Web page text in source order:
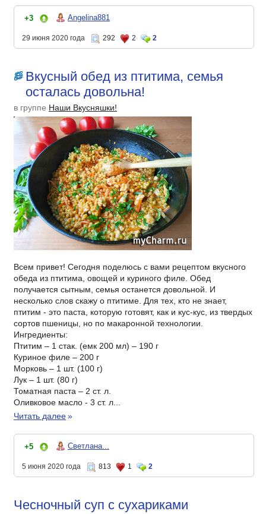
+3 Angelina881
29 июня 2020 года 292 2 2
Вкусный обед из птитима, семья
осталась довольна!
в группе Наши Вкусняшки!
Всем привет! Сегодня поделюсь с вами рецептом вкусного
обеда из птитима, овощей и куриного филе. Обед
получается сытным, семья останется довольной. И
несколько слов скажу о птитиме. Для тех, кто не знает,
птитим - это паста, которую готовят, как и кус-кус, из твердых
сортов пшеницы, но по макаронной технологии.
Ингредиенты:
Птитим – 1 стак. (емк 200 мл) – 190 г
Куриное филе – 200 г
Морковь – 1 шт. (100 г)
Лук – 1 шт. (80 г)
Томатная паста – 2 ст. л.
Оливковое масло - 3 ст. л...
Читать далее»
+5 Светлана...
5 июня 2020 года 813 1 2
Чесночный суп с сухариками